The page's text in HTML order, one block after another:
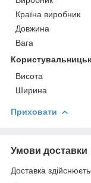
Країна виробник
Довжина
Вага
Висота
Ширина
Приховати
Умови доставки
Доставка